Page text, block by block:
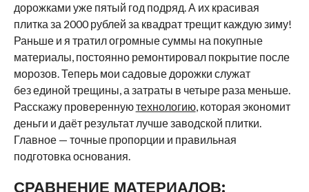
дорожками уже пятый год подряд. А их красивая
плитка за 2000 рублей за квадрат трещит каждую зиму!
Раньше и я тратил огромные суммы на покупные
материалы, постоянно ремонтировал покрытие после
морозов. Теперь мои садовые дорожки служат
без единой трещины, а затраты в четыре раза меньше.
Расскажу провереннуютехнологию, которая экономит
деньги и даёт результат лучше заводской плитки.
Главное — точные пропорции и правильная
подготовка основания.
СРАВНЕНИЕ МАТЕРИАЛОВ: